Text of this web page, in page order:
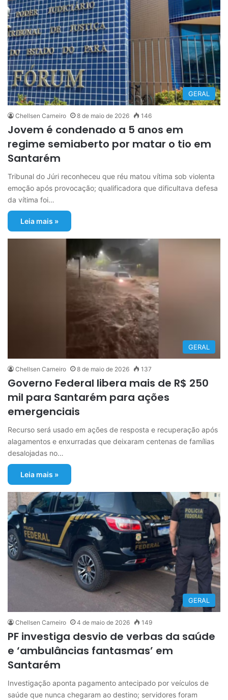
GERAL
Chellsen Carneiro 8 de maio de 2026 146
Jovem é condenado a 5 anos em
regime semiaberto por matar o tio em
Santarém
Tribunal do Júri reconheceu que réu matou vítima sob violenta
emoção após provocação; qualificadora que dificultava defesa
da vítima foi…
Leia mais »
GERAL
Chellsen Carneiro 8 de maio de 2026 137
Governo Federal libera mais de R$ 250
mil para Santarém para ações
emergenciais
Recurso será usado em ações de resposta e recuperação após
alagamentos e enxurradas que deixaram centenas de famílias
desalojadas no…
Leia mais »
GERAL
Chellsen Carneiro 4 de maio de 2026 149
PF investiga desvio de verbas da saúde
e ‘ambulâncias fantasmas’ em
Santarém
Investigação aponta pagamento antecipado por veículos de
saúde que nunca chegaram ao destino; servidores foram